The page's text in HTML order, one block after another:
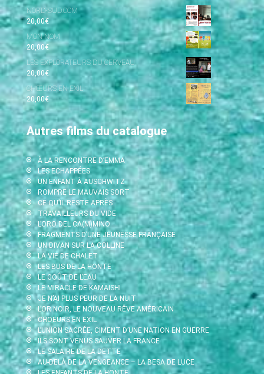
NORD-SUD.COM
20,00€
MON NOM
20,00€
LES EXPLORATEURS DU CERVEAU
20,00€
CHŒURS EN EXIL
20,00€
Autres films du catalogue
À LA RENCONTRE D’EMMA
LES ECHAPPÉES
UN ENFANT À AUSCHWITZ
ROMPRE LE MAUVAIS SORT
CE QU’IL RESTE APRÈS
TRAVAILLEURS DU VIDE
L’ORO DEL CA(M)MINO
FRAGMENTS D’UNE JEUNESSE FRANÇAISE
UN DIVAN SUR LA COLLINE
LA VIE DE CHALET
LES BUS DE LA HONTE
LE GOÛT DE L’EAU
LE MIRACLE DE KAMAISHI
JE N’AI PLUS PEUR DE LA NUIT
L’OR NOIR, LE NOUVEAU RÊVE AMÉRICAIN
CHOEURS EN EXIL
L’UNION SACRÉE, CIMENT D’UNE NATION EN GUERRE
ILS SONT VENUS SAUVER LA FRANCE
LE SALAIRE DE LA DETTE
AU-DELÀ DE LA VENGEANCE – LA BESA DE LUCE